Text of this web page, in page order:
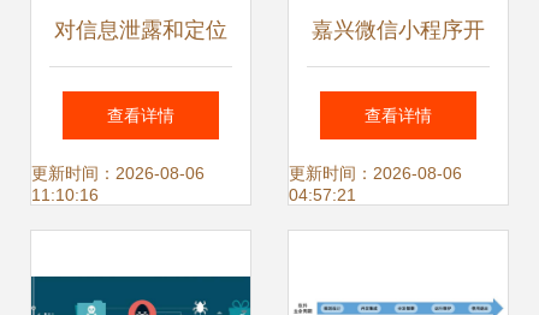
对信息泄露和定位
跟踪说‘再见’ TD
Tech F4智防手机
查看详情
更新时间：2026-08-06
11:10:16
嘉兴微信小程序开
发与APP开发的对
決 网络与信息安全
查看详情
更新时间：2026-08-06
04:57:21